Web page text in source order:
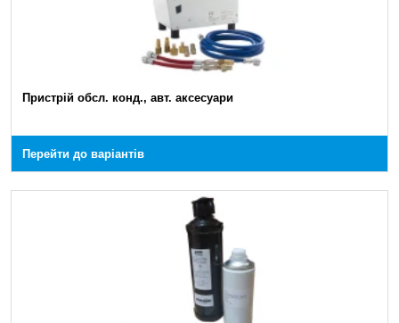
Пристрій обсл. конд., авт. аксесуари
Перейти до варіантів